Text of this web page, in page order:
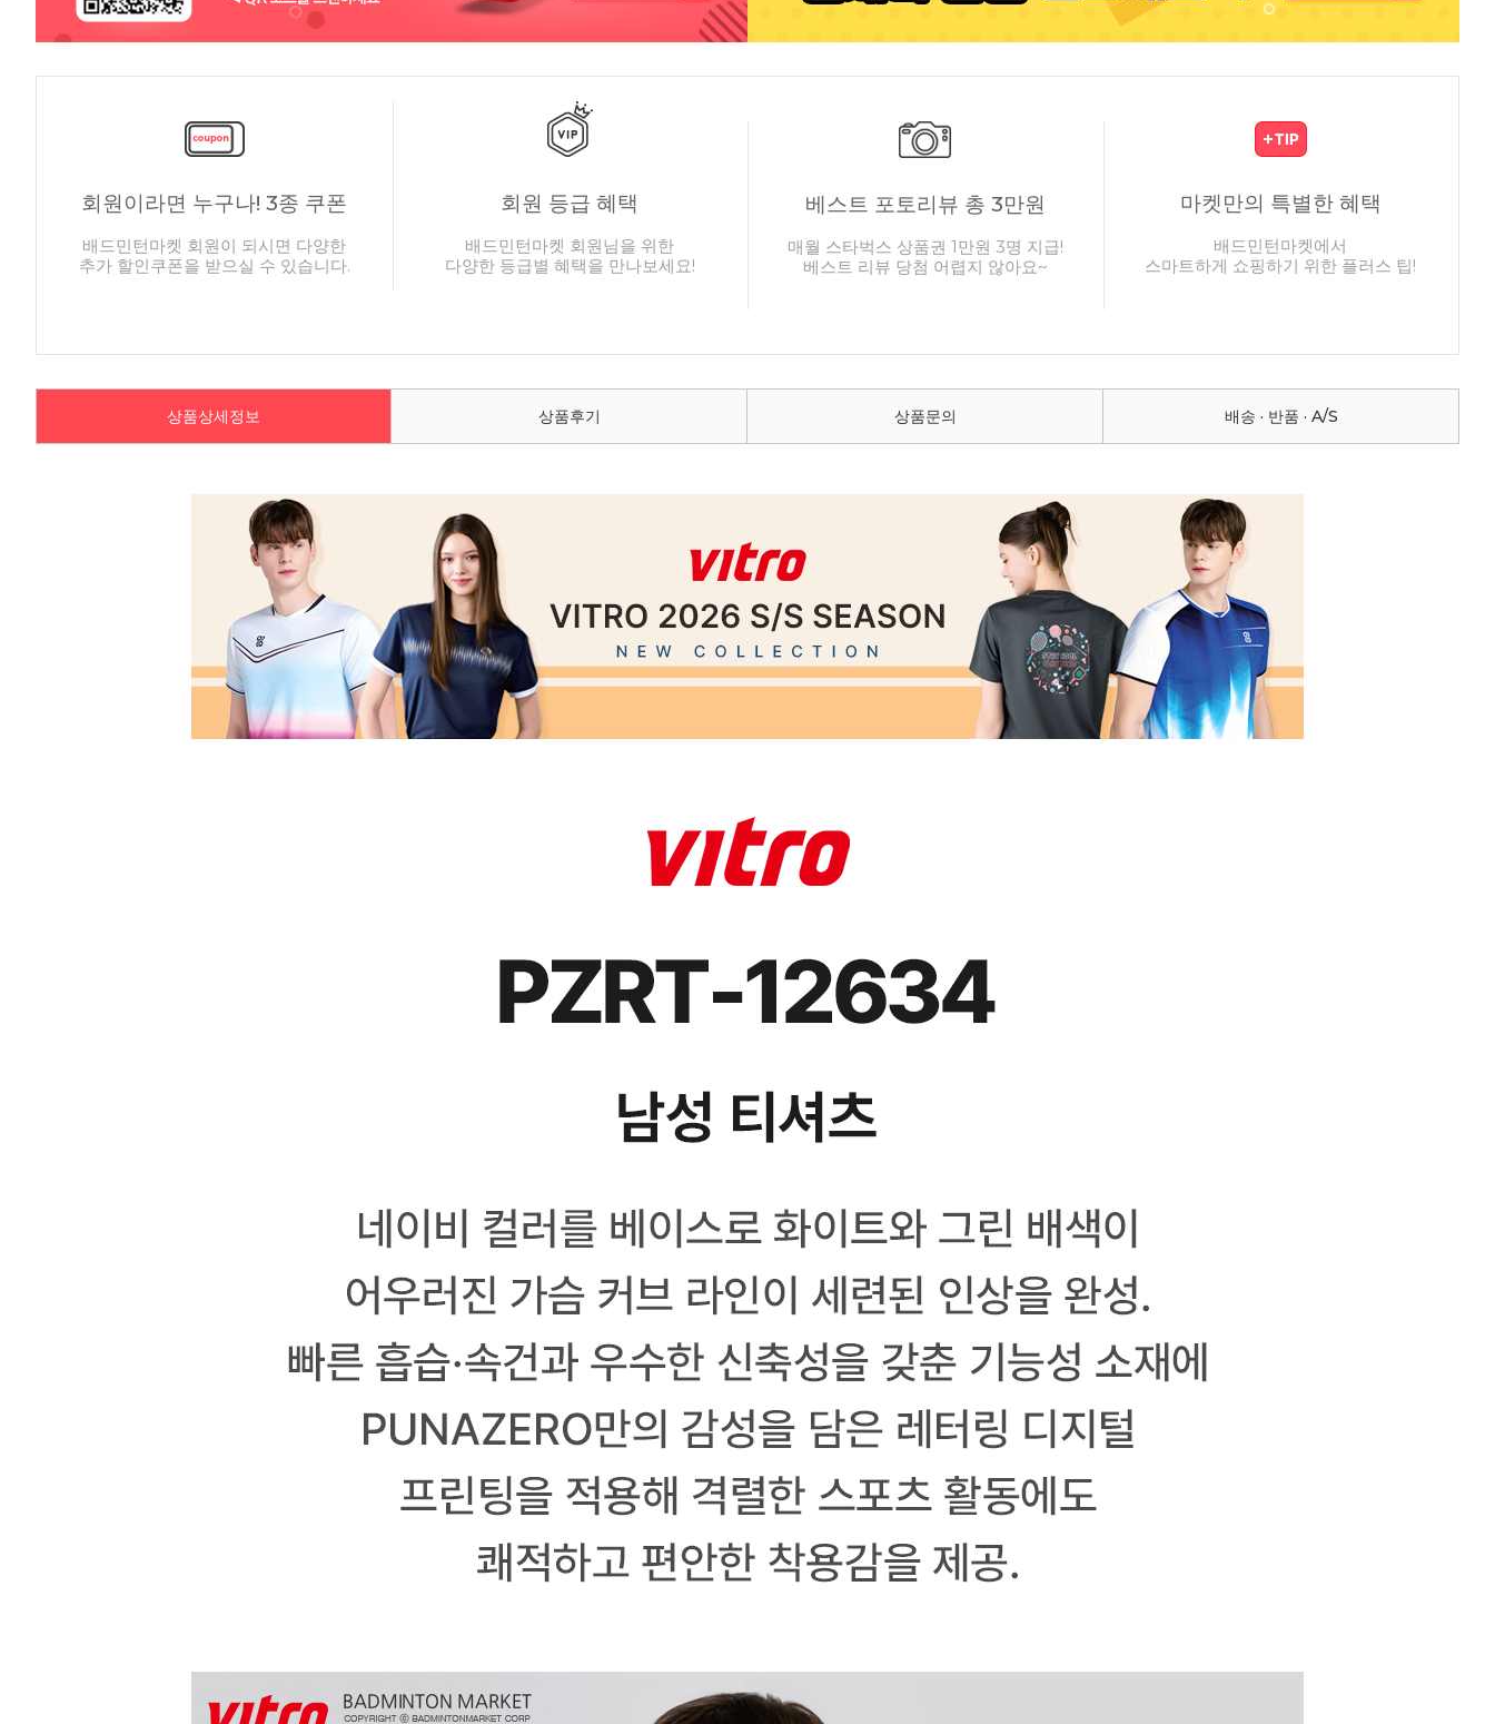
회원이라면 누구나! 3종 쿠폰
배드민턴마켓 회원이 되시면 다양한
추가 할인쿠폰을 받으실 수 있습니다.
회원 등급 혜택
배드민턴마켓 회원님을 위한
다양한 등급별 혜택을 만나보세요!
베스트 포토리뷰 총 3만원
매월 스타벅스 상품권 1만원 3명 지급!
베스트 리뷰 당첨 어렵지 않아요~
마켓만의 특별한 혜택
배드민턴마켓에서
스마트하게 쇼핑하기 위한 플러스 팁!
상품상세정보 상품후기 상품문의 배송 · 반품 · A/S